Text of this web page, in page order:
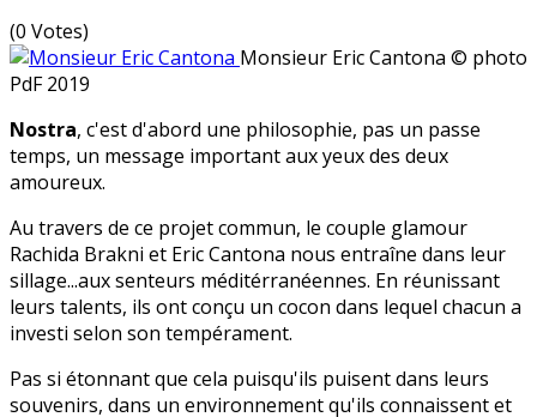
(0 Votes)
Monsieur Eric Cantona © photo
PdF 2019
Nostra, c'est d'abord une philosophie, pas un passe
temps, un message important aux yeux des deux
amoureux.
Au travers de ce projet commun, le couple glamour
Rachida Brakni et Eric Cantona nous entraîne dans leur
sillage...aux senteurs méditérranéennes. En réunissant
leurs talents, ils ont conçu un cocon dans lequel chacun a
investi selon son tempérament.
Pas si étonnant que cela puisqu'ils puisent dans leurs
souvenirs, dans un environnement qu'ils connaissent et